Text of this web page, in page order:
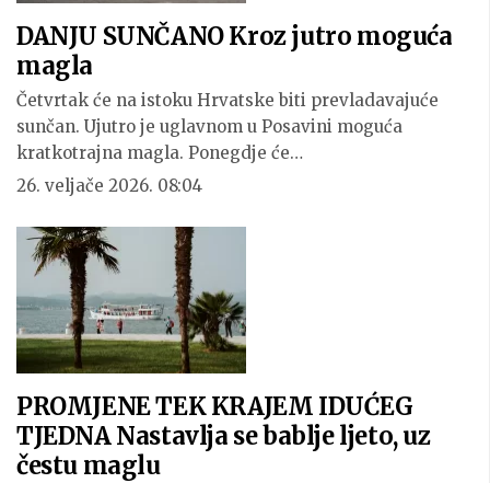
DANJU SUNČANO Kroz jutro moguća
magla
Četvrtak će na istoku Hrvatske biti prevladavajuće
sunčan. Ujutro je uglavnom u Posavini moguća
kratkotrajna magla. Ponegdje će…
26. veljače 2026. 08:04
PROMJENE TEK KRAJEM IDUĆEG
TJEDNA Nastavlja se bablje ljeto, uz
čestu maglu